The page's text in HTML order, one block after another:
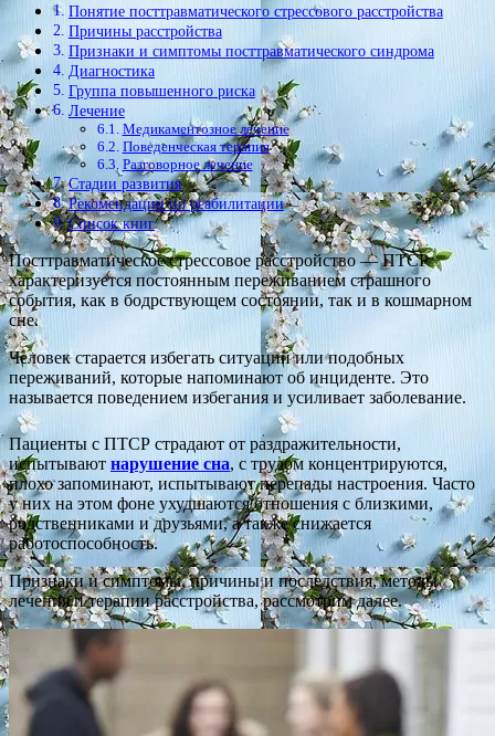
Понятие посттравматического стрессового расстройства
Причины расстройства
Признаки и симптомы посттравматического синдрома
Диагностика
Группа повышенного риска
Лечение
Медикаментозное лечение
Поведенческая терапия
Разговорное лечение
Стадии развития
Рекомендации по реабилитации
Список книг
Посттравматическое стрессовое расстройство — ПТСР
характеризуется постоянным переживанием страшного
события, как в бодрствующем состоянии, так и в кошмарном
сне.
Человек старается избегать ситуаций или подобных
переживаний, которые напоминают об инциденте. Это
называется поведением избегания и усиливает заболевание.
Пациенты с ПТСР страдают от раздражительности,
испытывают нарушение сна, с трудом концентрируются,
плохо запоминают, испытывают перепады настроения. Часто
у них на этом фоне ухудшаются отношения с близкими,
родственниками и друзьями, а также снижается
работоспособность.
Признаки и симптомы, причины и последствия, методы
лечения и терапии расстройства, рассмотрим далее.